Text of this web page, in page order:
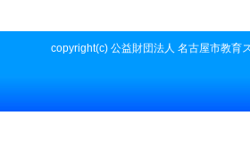
copyright(c) 公益財団法人 名古屋市教育